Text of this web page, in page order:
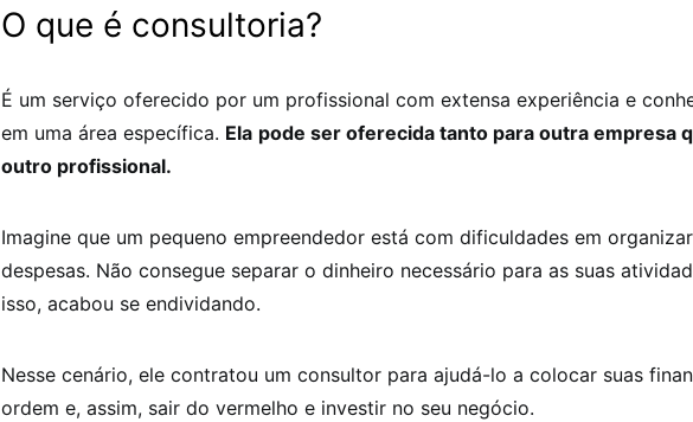
O que é consultoria?
É um serviço oferecido por um profissional com extensa experiência e
em uma área específica. Ela pode ser oferecida tanto para outra empresa
outro profissional.
Imagine que um pequeno empreendedor está com dificuldades em
despesas. Não consegue separar o dinheiro necessário para as suas
isso, acabou se endividando.
Nesse cenário, ele contratou um consultor para ajudá-lo a colocar suas
ordem e, assim, sair do vermelho e investir no seu negócio.